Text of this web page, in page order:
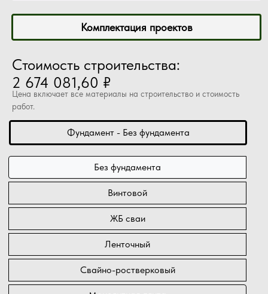
Комплектация проектов
Стоимость строительства:
2 674 081,60 ₽
Цена включает все материалы на строительство и стоимость
работ.
Фундамент - Без фундамента
Без фундамента
Винтовой
ЖБ сваи
Ленточный
Свайно-ростверковый